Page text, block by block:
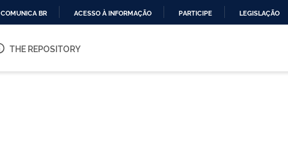
O
COMUNICA BR ACESSO À INFORMAÇÃO PARTICIPE LEGISLAÇÃO
THE REPOSITORY